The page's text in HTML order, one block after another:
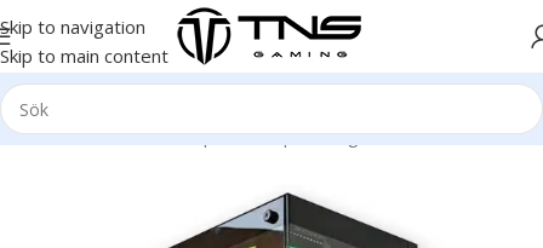
Skip to navigation
Skip to main content
Hem/Stationär dator/Speldator | Gamingdator/Bronze klass